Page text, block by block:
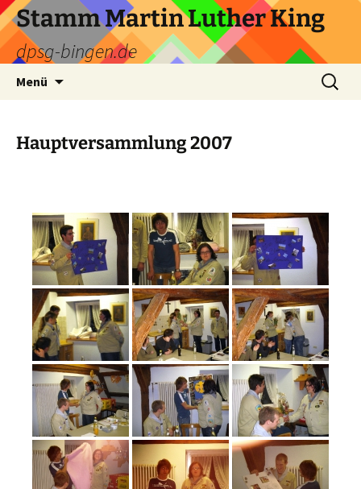
Zum
Inhalt
springen
Stamm Martin Luther King
dpsg-bingen.de
Menü
Suchen
nach:
Hauptversammlung 2007